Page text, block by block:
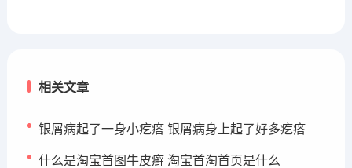
相关文章
银屑病起了一身小疙瘩 银屑病身上起了好多疙瘩
什么是淘宝首图牛皮癣 淘宝首淘首页是什么